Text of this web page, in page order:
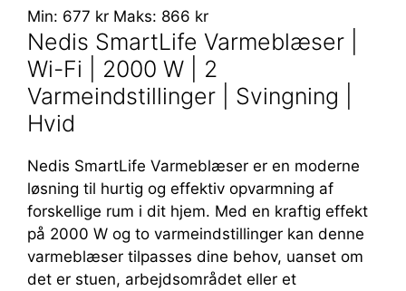
Min: 677 kr Maks: 866 kr
Nedis SmartLife Varmeblæser |
Wi-Fi | 2000 W | 2
Varmeindstillinger | Svingning |
Hvid
Nedis SmartLife Varmeblæser er en moderne
løsning til hurtig og effektiv opvarmning af
forskellige rum i dit hjem. Med en kraftig effekt
på 2000 W og to varmeindstillinger kan denne
varmeblæser tilpasses dine behov, uanset om
det er stuen, arbejdsområdet eller et